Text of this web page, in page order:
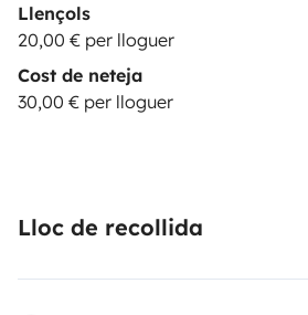
Llençols
20,00 € per lloguer
Cost de neteja
30,00 € per lloguer
Lloc de recollida